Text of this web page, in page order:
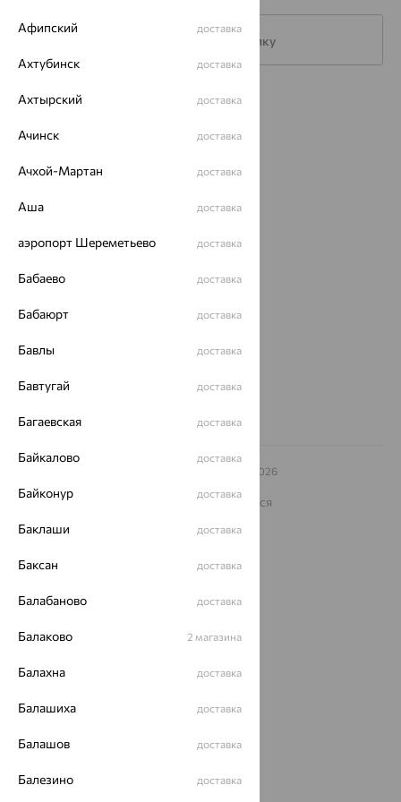
Подписаться на рассылку
Каталог
Акции
Магазины
Покупателям
ул. Зегеля, 27/2
8 (800) 250-02-30
– 2026
Архив акций
На информационном ресурсе применяются
Афипский доставка
Ахтубинск доставка
Ахтырский доставка
Ачинск доставка
Ачхой-Мартан доставка
Аша доставка
аэропорт Шереметьево доставка
Бабаево доставка
Бабаюрт доставка
Бавлы доставка
Бавтугай доставка
Багаевская доставка
Байкалово доставка
Байконур доставка
Баклаши доставка
Баксан доставка
Балабаново доставка
Балаково 2 магазина
Балахна доставка
Балашиха доставка
Балашов доставка
Балезино доставка